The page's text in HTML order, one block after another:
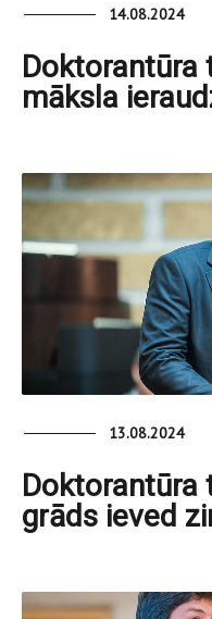
14.08.2024
Doktorantūra
māksla
13.08.2024
Doktorantūra
grāds ieved